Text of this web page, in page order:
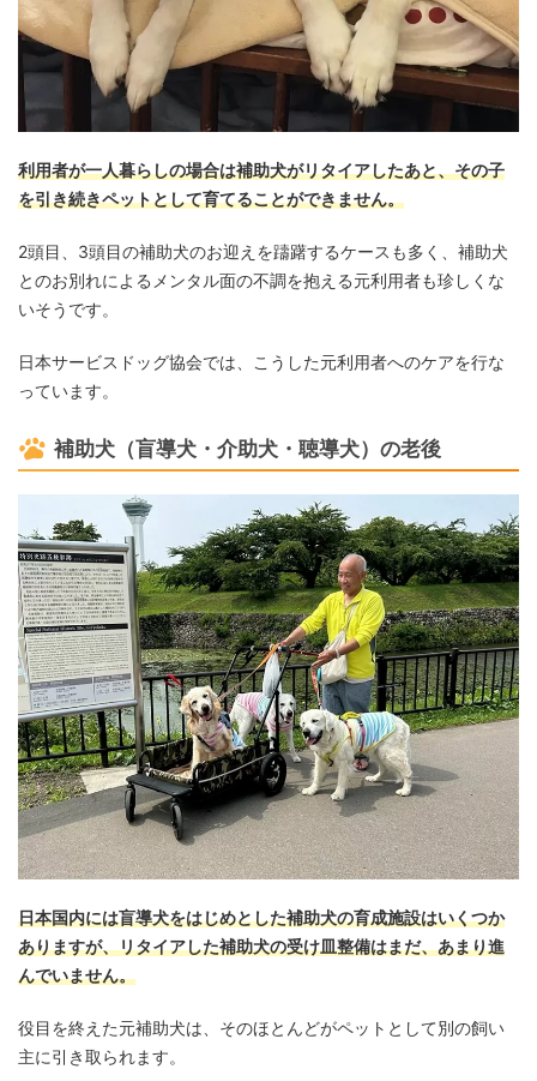
利用者が一人暮らしの場合は補助犬がリタイアしたあと、その子
を引き続きペットとして育てることができません。
2頭目、3頭目の補助犬のお迎えを躊躇するケースも多く、補助犬
とのお別れによるメンタル面の不調を抱える元利用者も珍しくな
いそうです。
日本サービスドッグ協会では、こうした元利用者へのケアを行な
っています。
補助犬（盲導犬・介助犬・聴導犬）の老後
日本国内には盲導犬をはじめとした補助犬の育成施設はいくつか
ありますが、リタイアした補助犬の受け皿整備はまだ、あまり進
んでいません。
役目を終えた元補助犬は、そのほとんどがペットとして別の飼い
主に引き取られます。